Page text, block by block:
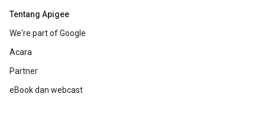
Tentang Apigee
We're part of Google
Acara
Partner
eBook dan webcast